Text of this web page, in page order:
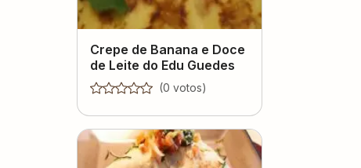
Crepe de Banana e Doce
de Leite do Edu Guedes
(0 votos)